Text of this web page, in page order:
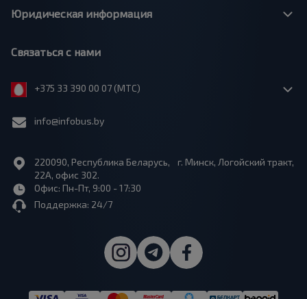
Юридическая информация
Связаться с нами
+375 33 390 00 07 (МТС)
info@infobus.by
220090, Республика Беларусь, г. Минск, Логойский тракт,
22А, офис 302.
Офис: Пн-Пт, 9:00 - 17:30
Поддержка: 24/7